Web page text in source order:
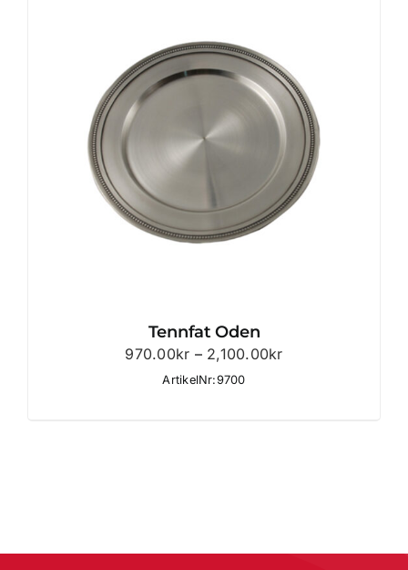
Tennfat Oden
970.00kr – 2,100.00krPrisintervall:
ArtikelNr:9700